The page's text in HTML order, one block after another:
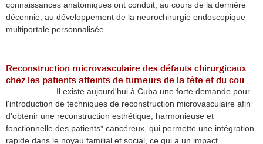
connaissances anatomiques ont conduit, au cours de la dernière
décennie, au développement de la neurochirurgie endoscopique
multiportale personnalisée.
Reconstruction microvasculaire des défauts chirurgicaux
chez les patients atteints de tumeurs de la tête et du cou
Il existe aujourd'hui à Cuba une forte demande pour
l'introduction de techniques de reconstruction microvasculaire afin
d'obtenir une reconstruction esthétique, harmonieuse et
fonctionnelle des patients* cancéreux, qui permette une intégration
rapide dans le noyau familial et social, ce qui a un impact